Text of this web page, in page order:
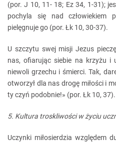
(por. J 10, 11- 18; Ez 34, 1-31);
pochyla się nad człowiekiem
pielęgnuje go (por. Łk 10, 30-37).
U szczytu swej misji Jezus
nas, ofiarując siebie na krzyżu
niewoli grzechu i śmierci. Tak,
otworzył dla nas drogę miłości i
ty czyń podobnie!» (por. Łk 10, 37).
5. Kultura troskliwości w życiu
Uczynki miłosierdzia względem